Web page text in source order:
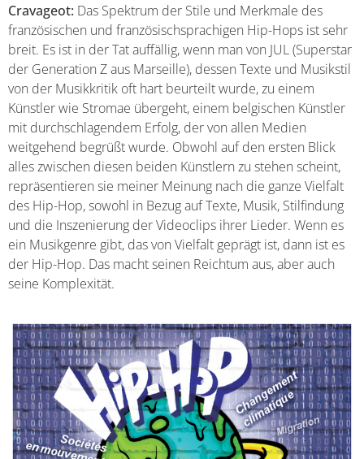
Cravageot: Das Spektrum der Stile und Merkmale des
französischen und französischsprachigen Hip-Hops ist sehr
breit. Es ist in der Tat auffällig, wenn man von JUL (Superstar
der Generation Z aus Marseille), dessen Texte und Musikstil
von der Musikkritik oft hart beurteilt wurde, zu einem
Künstler wie Stromae übergeht, einem belgischen Künstler
mit durchschlagendem Erfolg, der von allen Medien
weitgehend begrüßt wurde. Obwohl auf den ersten Blick
alles zwischen diesen beiden Künstlern zu stehen scheint,
repräsentieren sie meiner Meinung nach die ganze Vielfalt
des Hip-Hop, sowohl in Bezug auf Texte, Musik, Stilfindung
und die Inszenierung der Videoclips ihrer Lieder. Wenn es
ein Musikgenre gibt, das von Vielfalt geprägt ist, dann ist es
der Hip-Hop. Das macht seinen Reichtum aus, aber auch
seine Komplexität.